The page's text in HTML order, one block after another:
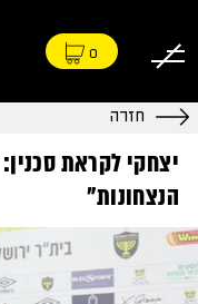
0
חזרה
יצחקי לקראת
הנצחונות"